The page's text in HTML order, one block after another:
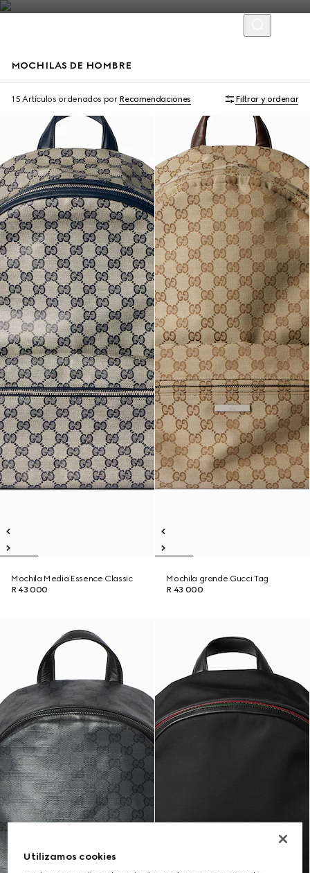
MOCHILAS DE HOMBRE
15 Artículos ordenados por Recomendaciones Filtrar y ordenar
Mochila Media Essence Classic
R 43 000
Mochila grande Gucci Tag
R 43 000
Utilizamos cookies